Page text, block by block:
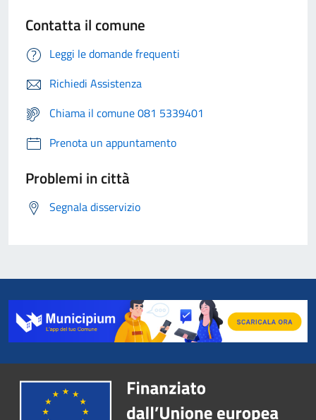
Contatta il comune
Leggi le domande frequenti
Richiedi Assistenza
Chiama il comune 081 5339401
Prenota un appuntamento
Problemi in città
Segnala disservizio